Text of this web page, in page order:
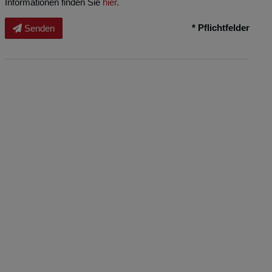
Informationen finden Sie hier.
Senden * Pflichtfelder